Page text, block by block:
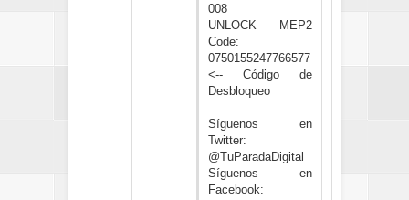
008
UNLOCK MEP2
Code:
0750155247766577
<-- Código de
Desbloqueo
Síguenos en
Twitter:
@TuParadaDigital
Síguenos en
Facebook: